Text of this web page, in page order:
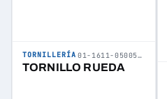
TORNILLERÍA 01-1611-050053-01
TORNILLO RUEDA